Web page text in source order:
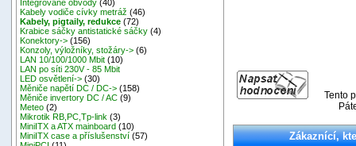
Integrované obvody (40)
Kabely vodiče cívky metráž (46)
Kabely, pigtaily, redukce (72)
Krabice sáčky antistatické sáčky (4)
Konektory-> (156)
Konzoly, výložníky, stožáry-> (6)
LAN 10/100/1000 Mbit (10)
LAN po síti 230V - 85 Mbit
LED osvětlení-> (30)
Měniče napětí DC / DC-> (158)
Měniče invertory DC / AC (9)
Meteo (2)
Mikrotik RB,PC,Tp-link (3)
MiniITX a ATX mainboard (10)
MiniITX case a příslušenství (57)
Tento
Zákaznící,